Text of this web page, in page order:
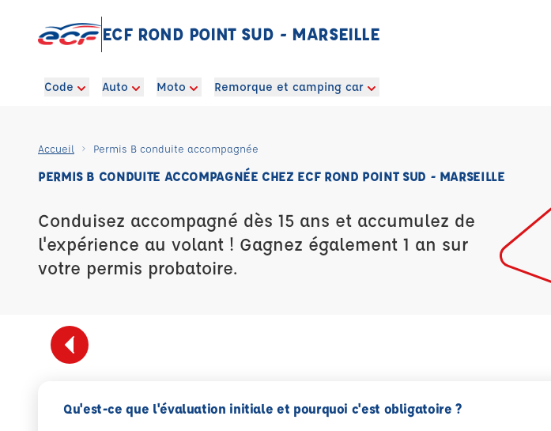
ECF ROND POINT SUD - MARSEILLE
Code Auto Moto Remorque et camping car
Accueil Permis B conduite accompagnée
PERMIS B CONDUITE ACCOMPAGNÉE CHEZ ECF ROND POINT SUD - MARSEILLE
Conduisez accompagné dès 15 ans et accumulez de
l'expérience au volant ! Gagnez également 1 an sur
votre permis probatoire.
Qu'est-ce que l'évaluation initiale et pourquoi c'est obligatoire ?